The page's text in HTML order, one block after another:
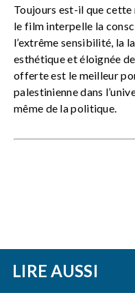
Toujours est-il que
le film interpelle la
l’extrême sensibilité, la
esthétique et éloignée
offerte est le meilleur
palestinienne dans
même de la politique.
LIRE AUSSI